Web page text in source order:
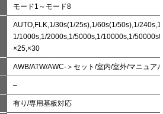
モード1～モード8
AUTO,FLK,1/30s(1/25s),1/60s(1/50s),1/
1/1000s,1/2000s,1/5000s,1/10000s,1/
×25,×30
AWB/ATW/AWC-＞セット/室内/室外/マニュア
–
有り/専用基板対応